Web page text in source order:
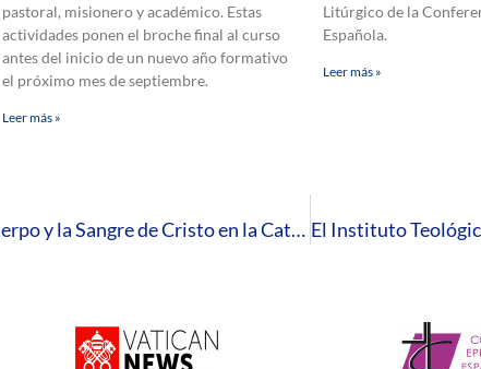
pastoral, misionero y académico. Estas
actividades ponen el broche final al curso
antes del inicio de un nuevo año formativo
el próximo mes de septiembre.
Leer más »
Litúrgico de la
Española.
Leer más »
La celebración de la solemnidad del Cuerpo y la Sangre de Cristo en la Catedral cierra los cultos del Corpus Christi 2022 en Huelva